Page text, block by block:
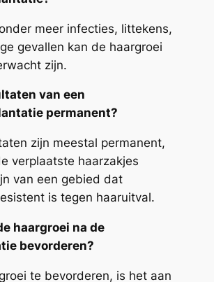
onder meer infecties, littekens,
gevallen kan de haargroei
zijn.
van een
permanent?
zijn meestal permanent,
verplaatste haarzakjes
van een gebied dat
is tegen haaruitval.
haargroei na de
bevorderen?
te bevorderen, is het aan